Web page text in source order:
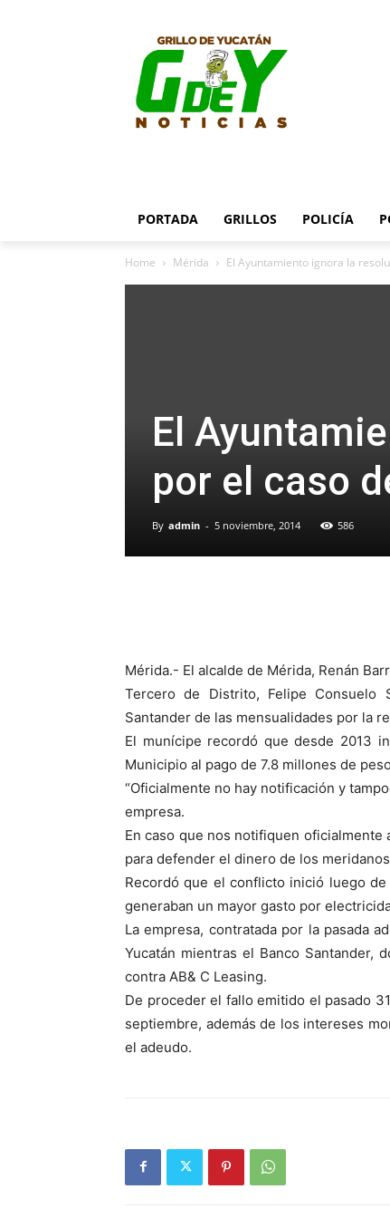
PORTADA GRILLOS POLICÍA
Home Mérida El Ayuntamiento ignora la
El
por el caso
By admin - 5 noviembre, 2014 586
Mérida.- El alcalde de Mérida, Renán
Tercero de Distrito, Felipe Consuelo
Santander de las mensualidades por la
El munícipe recordó que desde 2013
Municipio al pago de 7.8 millones de
“Oficialmente no hay notificación y
empresa.
En caso que nos notifiquen
para defender el dinero de los
Recordó que el conflicto inició luego
generaban un mayor gasto por
La empresa, contratada por la pasada
Yucatán mientras el Banco Santander,
contra AB& C Leasing.
De proceder el fallo emitido el pasado
septiembre, además de los intereses
el adeudo.